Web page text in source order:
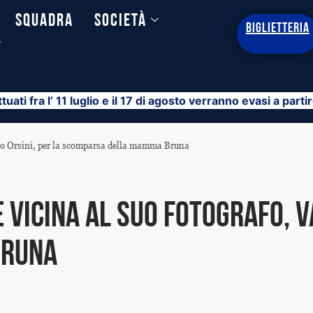
Squadra
Società
BIGLIETTERIA
fra l’ 11 luglio e il 17 di agosto verranno evasi a
Orsini, per la scomparsa della mamma Bruna
al suo fotografo,